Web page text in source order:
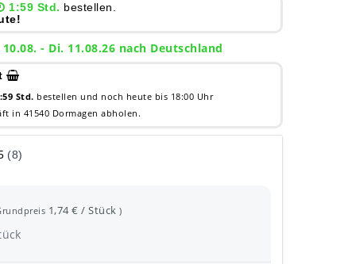
1:59 Std. bestellen.
- Di. 11.08.26 nach Deutschland
Std. bestellen und noch heute bis 18:00 Uhr
in 41540 Dormagen abholen.
1,74 € / Stück)